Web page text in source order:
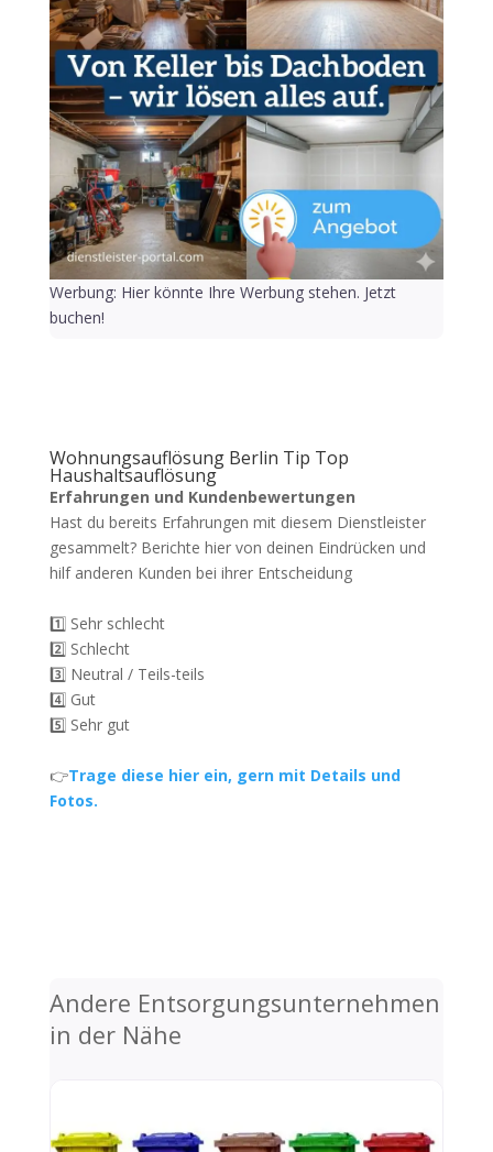
Werbung: Hier könnte Ihre Werbung stehen. Jetzt
buchen!
Wohnungsauflösung Berlin Tip Top
Haushaltsauflösung
Erfahrungen und Kundenbewertungen
Hast du bereits Erfahrungen mit diesem Dienstleister
gesammelt? Berichte hier von deinen Eindrücken und
hilf anderen Kunden bei ihrer Entscheidung
1️⃣ Sehr schlecht
2️⃣ Schlecht
3️⃣ Neutral / Teils-teils
4️⃣ Gut
5️⃣ Sehr gut
👉Trage diese hier ein, gern mit Details und
Fotos.
Andere Entsorgungsunternehmen
in der Nähe